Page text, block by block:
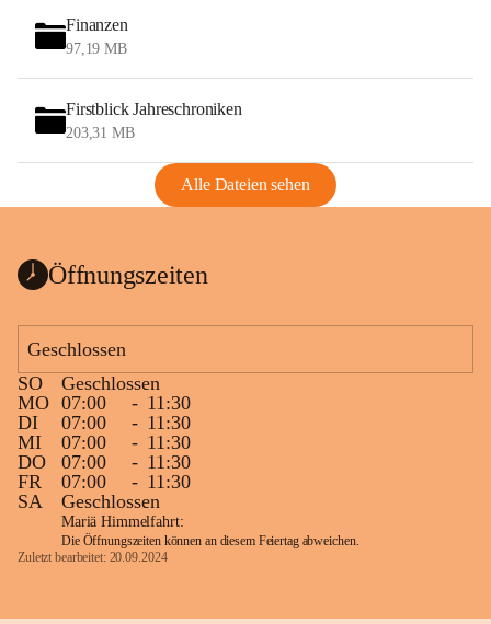
Finanzen
97,19 MB
Firstblick Jahreschroniken
203,31 MB
Alle Dateien sehen
Öffnungszeiten
Geschlossen
SO
Geschlossen
MO 07:00 - 11:30
DI
07:00 - 11:30
MI
07:00 - 11:30
DO
07:00 - 11:30
FR
07:00 - 11:30
SA
Geschlossen
Mariä Himmelfahrt:
Die Öffnungszeiten können an diesem Feiertag abweichen.
Zuletzt bearbeitet: 20.09.2024